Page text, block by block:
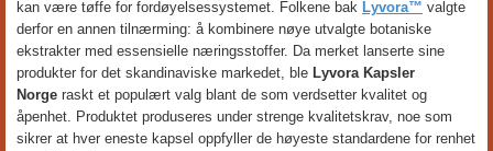
kan være tøffe for fordøyelsessystemet. Folkene bak Lyvora™ valgte
derfor en annen tilnærming: å kombinere nøye utvalgte botaniske
ekstrakter med essensielle næringsstoffer. Da merket lanserte sine
produkter for det skandinaviske markedet, ble Lyvora Kapsler
Norge raskt et populært valg blant de som verdsetter kvalitet og
åpenhet. Produktet produseres under strenge kvalitetskrav, noe som
sikrer at hver eneste kapsel oppfyller de høyeste standardene for renhet